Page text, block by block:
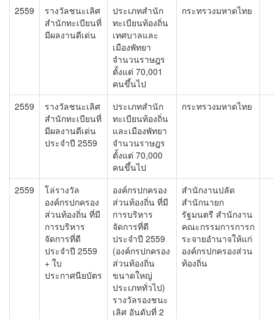
2559
รางวัลชนะเลิศ
สำนักทะเบียนที่
มีผลงานดีเด่น
ประเภทสำนัก
ทะเบียนท้องถิ่น
เทศบาลและ
เมืองพัทยา
จำนวนราษฎร
ตั้งแต่ 70,001
คนขึ้นไป
กระทรวงมหาดไทย
2559
รางวัลชนะเลิศ
สำนักทะเบียนที่
มีผลงานดีเด่น
ประจำปี 2559
ประเภทสำนัก
ทะเบียนท้องถิ่น
และเมืองพัทยา
จำนวนราษฎร
ตั้งแต่ 70,000
คนขึ้นไป
กระทรวงมหาดไทย
2559
โล่รางวัล
องค์กรปกครอง
ส่วนท้องถิ่น ที่มี
การบริหาร
จัดการที่ดี
ประจำปี 2559
+ ใบ
ประกาศนียบัตร
องค์กรปกครอง
ส่วนท้องถิ่น ที่มี
การบริหาร
จัดการที่ดี
ประจำปี 2559
(องค์กรปกครอง
ส่วนท้องถิ่น
ขนาดใหญ่
ประเภททั่วไป)
รางวัลรองชนะ
เลิศ อันดับที่ 2
สำนักงานปลัด
สำนักนายก
รัฐมนตรี สำนักงาน
คณะกรรมการการก
ระจายอำนาจให้แก่
องค์กรปกครองส่วน
ท้องถิ่น